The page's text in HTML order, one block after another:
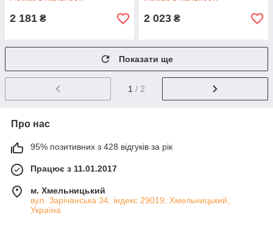
2 181 ₴ 2 023 ₴
Показати ще
1 / 2
Про нас
95% позитивних з 428 відгуків за рік
Працює з 11.01.2017
м. Хмельницький
вул. Зарічанська 34, індекс 29019, Хмельницький,
Україна